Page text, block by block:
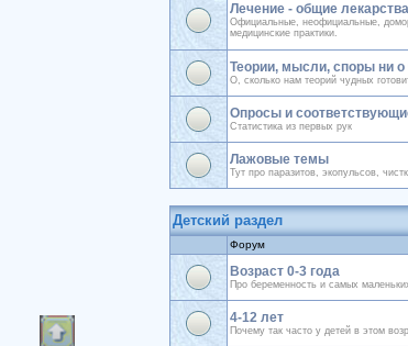
Лечение - общие
Официальные, неофициальные,
медицинские практики.
Теории, мысли, споры ни о
О, сколько нам теорий чудных
Опросы и
Статистика из первых рук
Лажовые темы
Тут про паразитов, экопульсов,
Детский раздел
Форум
Возраст 0-3 года
Про беременность и самых
4-12 лет
Почему так часто у детей в этом